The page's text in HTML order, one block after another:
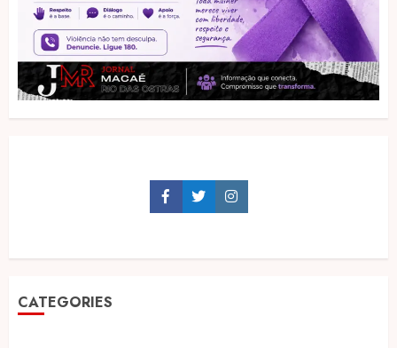
FacebookTwitterInstagram
CATEGORIES